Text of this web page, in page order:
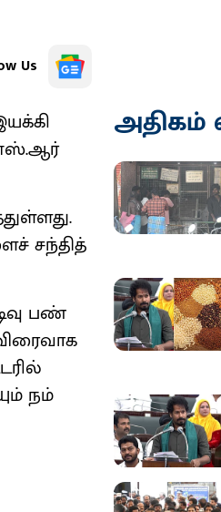
Us
எஸ்​.ஆர்​
சந்​தித்​
பண்​
நம்​
அதிகம்